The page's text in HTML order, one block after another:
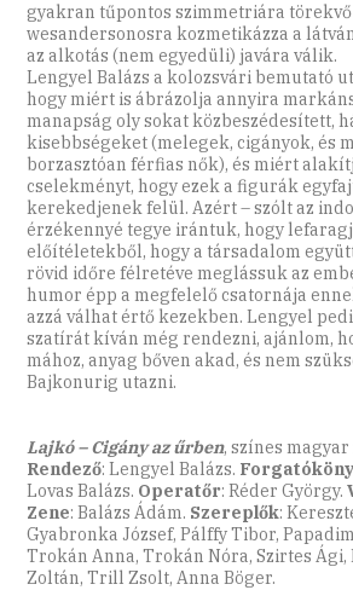
gyakran tűpontos szimmetriára
wesandersonosra kozmetikázza a
az alkotás (nem egyedüli) javára válik.
Lengyel Balázs a kolozsvári bemutató
hogy miért is ábrázolja annyira
manapság oly sokat közbeszédesített,
kisebbségeket (melegek, cigányok, és
borzasztóan férfias nők), és miért
cselekményt, hogy ezek a figurák
kerekedjenek felül. Azért – szólt az
érzékennyé tegye irántuk, hogy
előítéletekből, hogy a társadalom
rövid időre félretéve meglássuk az
humor épp a megfelelő csatornája
azzá válhat értő kezekben. Lengyel
szatírát kíván még rendezni, ajánlom,
mához, anyag bőven akad, és nem
Bajkonurig utazni.
Lajkó – Cigány az űrben, színes
Rendező: Lengyel Balázs.
Lovas Balázs. Operatőr: Réder György.
Zene: Balázs Ádám. Szereplők:
Gyabronka József, Pálffy Tibor,
Trokán Anna, Trokán Nóra, Szirtes Ági,
Zoltán, Trill Zsolt, Anna Böger.